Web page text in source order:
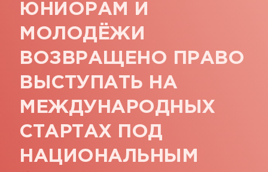
ЮНИОРАМ И
МОЛОДЁЖИ
ВОЗВРАЩЕНО ПРАВО
ВЫСТУПАТЬ НА
МЕЖДУНАРОДНЫХ
СТАРТАХ ПОД
НАЦИОНАЛЬНЫМ